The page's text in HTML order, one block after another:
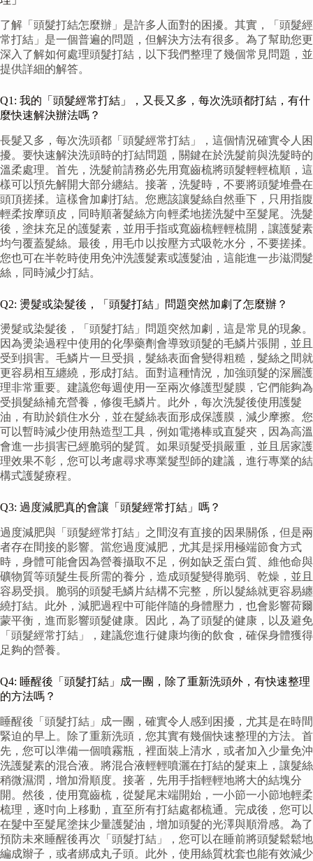
了解「頭髮打結怎麼辦」是許多人面對的困擾。其實，「頭髮經
常打結」是一個普遍的問題，但解決方法有很多。為了幫助您更
深入了解如何處理頭髮打結，以下我們整理了幾個常見問題，並
提供詳細的解答。
Q1: 我的「頭髮經常打結」，又長又多，每次洗頭都打結，有什
麼快速解決辦法嗎？
長髮又多，每次洗頭都「頭髮經常打結」，這個情況確實令人困
擾。要快速解決洗頭時的打結問題，關鍵在於洗髮前與洗髮時的
溫柔處理。首先，洗髮前請務必先用寬齒梳將頭髮輕輕梳順，這
樣可以預先解開大部分纏結。接著，洗髮時，不要將頭髮堆疊在
頭頂搓揉。這樣會加劇打結。您應該讓髮絲自然垂下，只用指腹
輕柔按摩頭皮，同時順著髮絲方向輕柔地搓洗髮中至髮尾。洗髮
後，塗抹充足的護髮素，並用手指或寬齒梳輕輕梳開，讓護髮素
均勻覆蓋髮絲。最後，用毛巾以按壓方式吸乾水分，不要搓揉。
您也可在半乾時使用免沖洗護髮素或護髮油，這能進一步滋潤髮
絲，同時減少打結。
Q2: 燙髮或染髮後，「頭髮打結」問題突然加劇了怎麼辦？
燙髮或染髮後，「頭髮打結」問題突然加劇，這是常見的現象。
因為燙染過程中使用的化學藥劑會導致頭髮的毛鱗片張開，並且
受到損害。毛鱗片一旦受損，髮絲表面會變得粗糙，髮絲之間就
更容易相互纏繞，形成打結。面對這種情況，加強頭髮的深層護
理非常重要。建議您每週使用一至兩次修護型髮膜，它們能夠為
受損髮絲補充營養，修復毛鱗片。此外，每次洗髮後使用護髮
油，有助於鎖住水分，並在髮絲表面形成保護膜，減少摩擦。您
可以暫時減少使用熱造型工具，例如電捲棒或直髮夾，因為高溫
會進一步損害已經脆弱的髮質。如果頭髮受損嚴重，並且居家護
理效果不彰，您可以考慮尋求專業髮型師的建議，進行專業的結
構式護髮療程。
Q3: 過度減肥真的會讓「頭髮經常打結」嗎？
過度減肥與「頭髮經常打結」之間沒有直接的因果關係，但是兩
者存在間接的影響。當您過度減肥，尤其是採用極端節食方式
時，身體可能會因為營養攝取不足，例如缺乏蛋白質、維他命與
礦物質等頭髮生長所需的養分，造成頭髮變得脆弱、乾燥，並且
容易受損。脆弱的頭髮毛鱗片結構不完整，所以髮絲就更容易纏
繞打結。此外，減肥過程中可能伴隨的身體壓力，也會影響荷爾
蒙平衡，進而影響頭髮健康。因此，為了頭髮的健康，以及避免
「頭髮經常打結」，建議您進行健康均衡的飲食，確保身體獲得
足夠的營養。
Q4: 睡醒後「頭髮打結」成一團，除了重新洗頭外，有快速整理
的方法嗎？
睡醒後「頭髮打結」成一團，確實令人感到困擾，尤其是在時間
緊迫的早上。除了重新洗頭，您其實有幾個快速整理的方法。首
先，您可以準備一個噴霧瓶，裡面裝上清水，或者加入少量免沖
洗護髮素的混合液。將混合液輕輕噴灑在打結的髮束上，讓髮絲
稍微濕潤，增加滑順度。接著，先用手指輕輕地將大的結塊分
開。然後，使用寬齒梳，從髮尾末端開始，一小節一小節地輕柔
梳理，逐吋向上移動，直至所有打結處都梳通。完成後，您可以
在髮中至髮尾塗抹少量護髮油，增加頭髮的光澤與順滑感。為了
預防未來睡醒後再次「頭髮打結」，您可以在睡前將頭髮鬆鬆地
編成辮子，或者綁成丸子頭。此外，使用絲質枕套也能有效減少